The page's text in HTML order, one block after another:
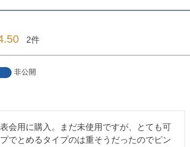
2
非公開
会用に購入。まだ未使用ですが、とても可
でとめるタイプのは重そうだったのでピン